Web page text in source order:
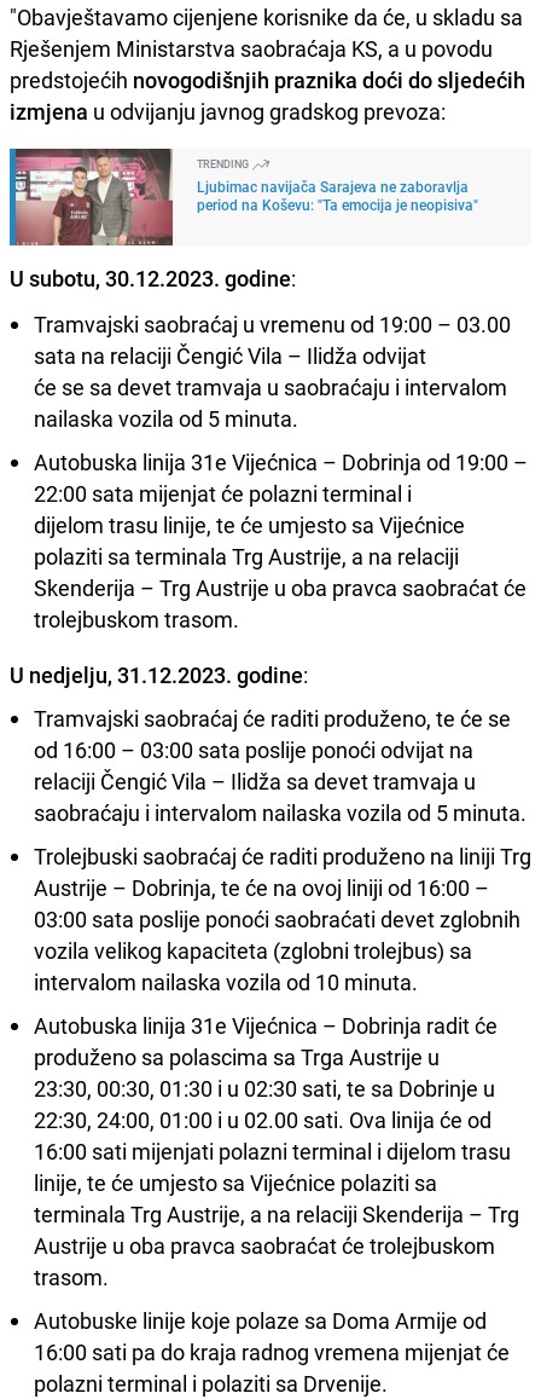
"Obavještavamo cijenjene korisnike da će, u skladu sa
Rješenjem Ministarstva saobraćaja KS, a u povodu
predstojećih novogodišnjih praznika doći do sljedećih
izmjena u odvijanju javnog gradskog prevoza:
TRENDING
Ljubimac navijača Sarajeva ne zaboravlja
period na Koševu: "Ta emocija je neopisiva"
U subotu, 30.12.2023. godine:
Tramvajski saobraćaj u vremenu od 19:00 – 03.00
sata na relaciji Čengić Vila – Ilidža odvijat
će se sa devet tramvaja u saobraćaju i intervalom
nailaska vozila od 5 minuta.
Autobuska linija 31e Vijećnica – Dobrinja od 19:00 –
22:00 sata mijenjat će polazni terminal i
dijelom trasu linije, te će umjesto sa Vijećnice
polaziti sa terminala Trg Austrije, a na relaciji
Skenderija – Trg Austrije u oba pravca saobraćat će
trolejbuskom trasom.
U nedjelju, 31.12.2023. godine:
Tramvajski saobraćaj će raditi produženo, te će se
od 16:00 – 03:00 sata poslije ponoći odvijat na
relaciji Čengić Vila – Ilidža sa devet tramvaja u
saobraćaju i intervalom nailaska vozila od 5 minuta.
Trolejbuski saobraćaj će raditi produženo na liniji Trg
Austrije – Dobrinja, te će na ovoj liniji od 16:00 –
03:00 sata poslije ponoći saobraćati devet zglobnih
vozila velikog kapaciteta (zglobni trolejbus) sa
intervalom nailaska vozila od 10 minuta.
Autobuska linija 31e Vijećnica – Dobrinja radit će
produženo sa polascima sa Trga Austrije u
23:30, 00:30, 01:30 i u 02:30 sati, te sa Dobrinje u
22:30, 24:00, 01:00 i u 02.00 sati. Ova linija će od
16:00 sati mijenjati polazni terminal i dijelom trasu
linije, te će umjesto sa Vijećnice polaziti sa
terminala Trg Austrije, a na relaciji Skenderija – Trg
Austrije u oba pravca saobraćat će trolejbuskom
trasom.
Autobuske linije koje polaze sa Doma Armije od
16:00 sati pa do kraja radnog vremena mijenjat će
polazni terminal i polaziti sa Drvenije.